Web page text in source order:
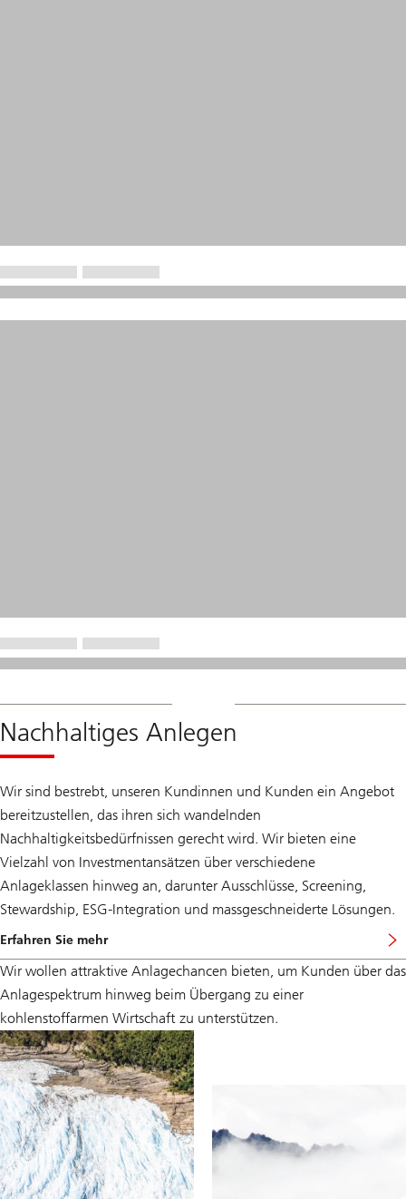
Nachhaltiges Anlegen
Wir sind bestrebt, unseren Kundinnen und Kunden ein Angebot
bereitzustellen, das ihren sich wandelnden
Nachhaltigkeitsbedürfnissen gerecht wird. Wir bieten eine
Vielzahl von Investmentansätzen über verschiedene
Anlageklassen hinweg an, darunter Ausschlüsse, Screening,
Stewardship, ESG-Integration und massgeschneiderte Lösungen.
Erfahren Sie mehr
Wir wollen attraktive Anlagechancen bieten, um Kunden über das
Anlagespektrum hinweg beim Übergang zu einer
kohlenstoffarmen Wirtschaft zu unterstützen.